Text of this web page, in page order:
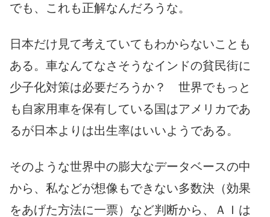
でも、これも正解なんだろうな。
日本だけ見て考えていてもわからないことも
ある。車なんてなさそうなインドの貧民街に
少子化対策は必要だろうか？ 世界でもっと
も自家用車を保有している国はアメリカであ
るが日本よりは出生率はいいようである。
そのような世界中の膨大なデータベースの中
から、私などが想像もできない多数決（効果
をあげた方法に一票）など判断から、ＡＩは